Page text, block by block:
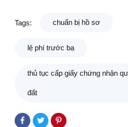
Tags: chuẩn bị hồ sơ
lệ phí trước bạ
thủ tục cấp giấy chứng nhận
đất